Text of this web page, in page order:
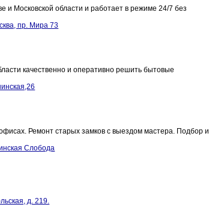
и Московской области и работает в режиме 24/7 без
пр. Мира 73
качественно и оперативно решить бытовые
Ремонт старых замков с выездом мастера. Подбор и
Слобода
д. 219.